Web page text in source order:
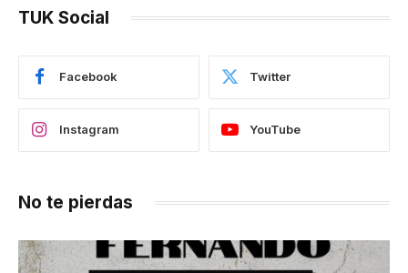
TUK Social
Facebook Twitter
Instagram YouTube
No te pierdas